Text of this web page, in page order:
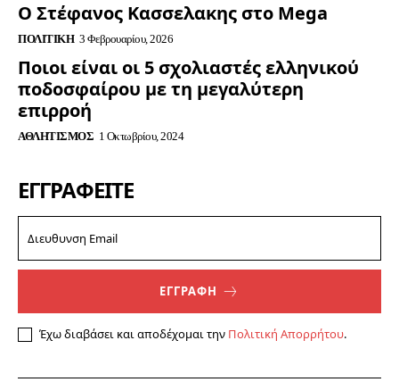
Ο Στέφανος Κασσελακης στο Mega
ΠΟΛΙΤΙΚΉ 3 Φεβρουαρίου, 2026
Ποιοι είναι οι 5 σχολιαστές ελληνικού
ποδοσφαίρου με τη μεγαλύτερη
επιρροή
ΑΘΛΗΤΙΣΜΌΣ 1 Οκτωβρίου, 2024
ΕΓΓΡΑΦΕΊΤΕ
ΕΓΓΡΑΦΗ
Έχω διαβάσει και αποδέχομαι την Πολιτική Απορρήτου.